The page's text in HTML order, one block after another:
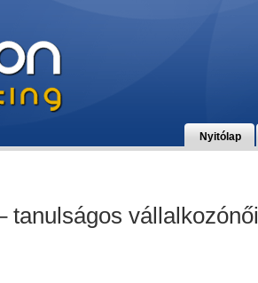
Nyitólap
tanulságos vállalkozónői